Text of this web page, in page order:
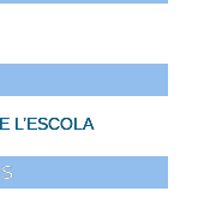
L’ESCOLA